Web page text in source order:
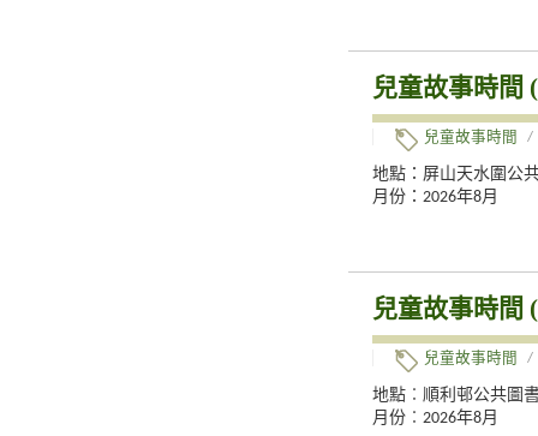
兒童故事時間
兒童故事時間 /
地點：屏山天水圍公
月份：2026年8月
兒童故事時間
兒童故事時間 /
地點︰順利邨公共圖
月份︰2026年8月